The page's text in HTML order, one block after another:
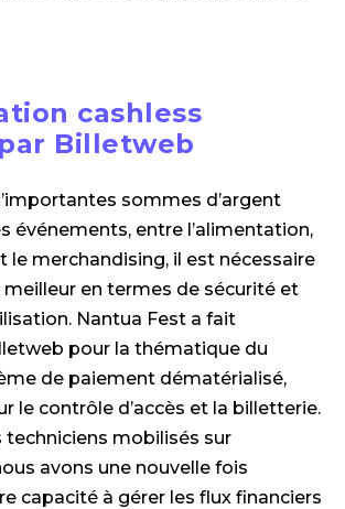
cashless
Billetweb
sommes d’argent
événements, entre l’alimentation,
le merchandising, il est nécessaire
meilleur en termes de sécurité et
Nantua Fest a fait
pour la thématique du
de paiement dématérialisé,
le contrôle d’accès et la billetterie.
techniciens mobilisés sur
avons une nouvelle fois
capacité à gérer les flux financiers